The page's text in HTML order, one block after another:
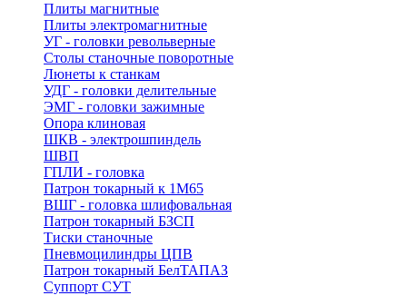
Плиты магнитные
Плиты электромагнитные
УГ - головки револьверные
Столы станочные поворотные
Люнеты к станкам
УДГ - головки делительные
ЭМГ - головки зажимные
Опора клиновая
ШКВ - электрошпиндель
ШВП
ГПЛИ - головка
Патрон токарный к 1М65
ВШГ - головка шлифовальная
Патрон токарный БЗСП
Тиски станочные
Пневмоцилиндры ЦПВ
Патрон токарный БелТАПАЗ
Суппорт СУТ